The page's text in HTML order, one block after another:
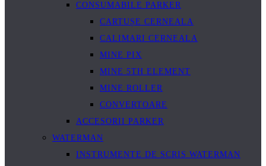
CONSUMABILE PARKER
CARTUȘE CERNEALA
CALIMARI CERNEALA
MINE PIX
MINE 5TH ELEMENT
MINE ROLLER
CONVERTOARE
ACCESORII PARKER
WATERMAN
INSTRUMENTE DE SCRIS WATERMAN